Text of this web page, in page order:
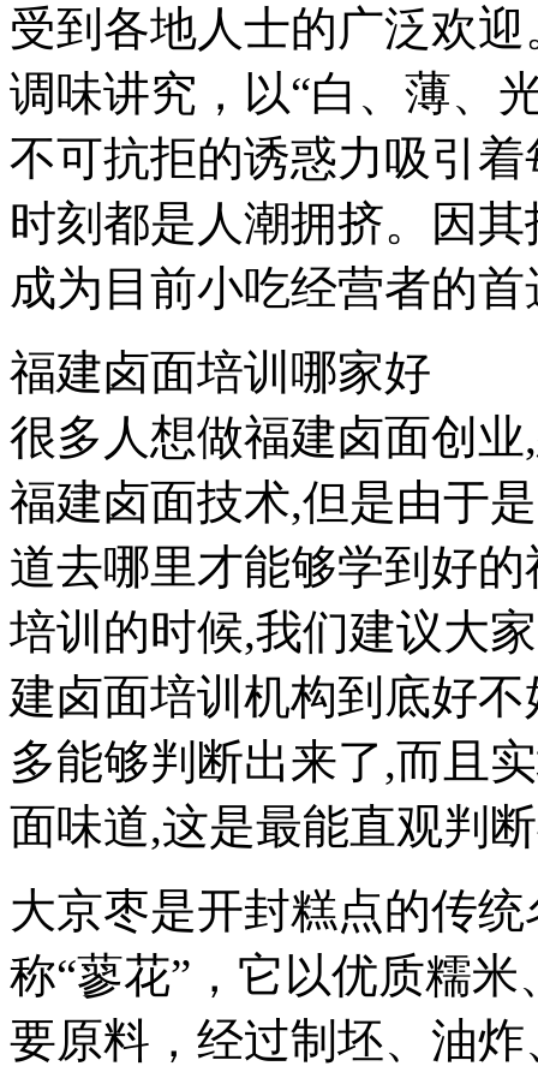
受到各地人士的广泛欢
调味讲究，以“白、薄、
不可抗拒的诱惑力吸引
时刻都是人潮拥挤。因
成为目前小吃经营者的
福建卤面培训哪家好
很多人想做福建卤面创
福建卤面技术,但是由于
道去哪里才能够学到好
培训的时候,我们建议大
建卤面培训机构到底好
多能够判断出来了,而且
面味道,这是最能直观判
大京枣是开封糕点的传
称“蓼花”，它以优质糯
要原料，经过制坯、油